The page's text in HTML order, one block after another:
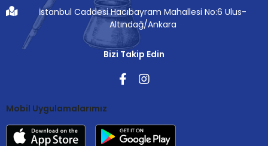
İstanbul Caddesi Hacıbayram Mahallesi No:6 Ulus-
Altındağ/Ankara
Bizi Takip Edin
Mobil Uygulamalarımız